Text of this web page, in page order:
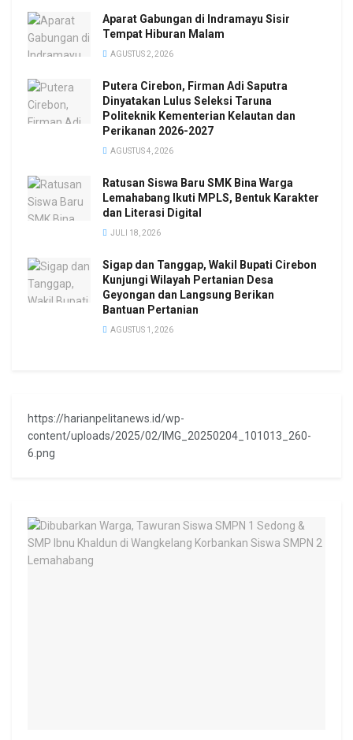
Aparat Gabungan di Indramayu Sisir
Tempat Hiburan Malam
AGUSTUS 2, 2026
Putera Cirebon, Firman Adi Saputra
Dinyatakan Lulus Seleksi Taruna
Politeknik Kementerian Kelautan dan
Perikanan 2026-2027
AGUSTUS 4, 2026
Ratusan Siswa Baru SMK Bina Warga
Lemahabang Ikuti MPLS, Bentuk Karakter
dan Literasi Digital
JULI 18, 2026
Sigap dan Tanggap, Wakil Bupati Cirebon
Kunjungi Wilayah Pertanian Desa
Geyongan dan Langsung Berikan
Bantuan Pertanian
AGUSTUS 1, 2026
https://harianpelitanews.id/wp-
content/uploads/2025/02/IMG_20250204_101013_260-
6.png